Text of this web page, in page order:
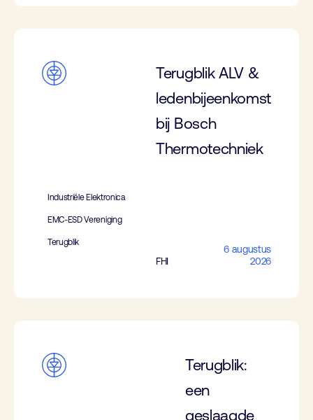
Terugblik ALV &
ledenbijeenkomst
bij Bosch
Thermotechniek
Industriële Elektronica
EMC-ESD Vereniging
Terugblik
FHI
6 augustus
2026
Terugblik:
een
geslaagde